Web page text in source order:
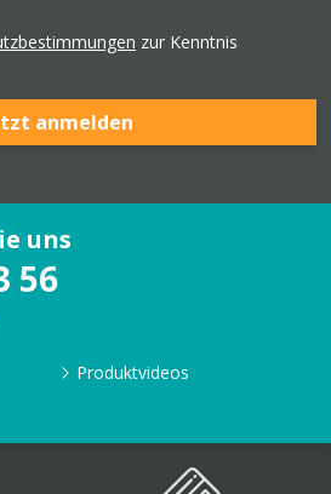
zur Kenntnis
anmelden
uns
56
Produktvideos